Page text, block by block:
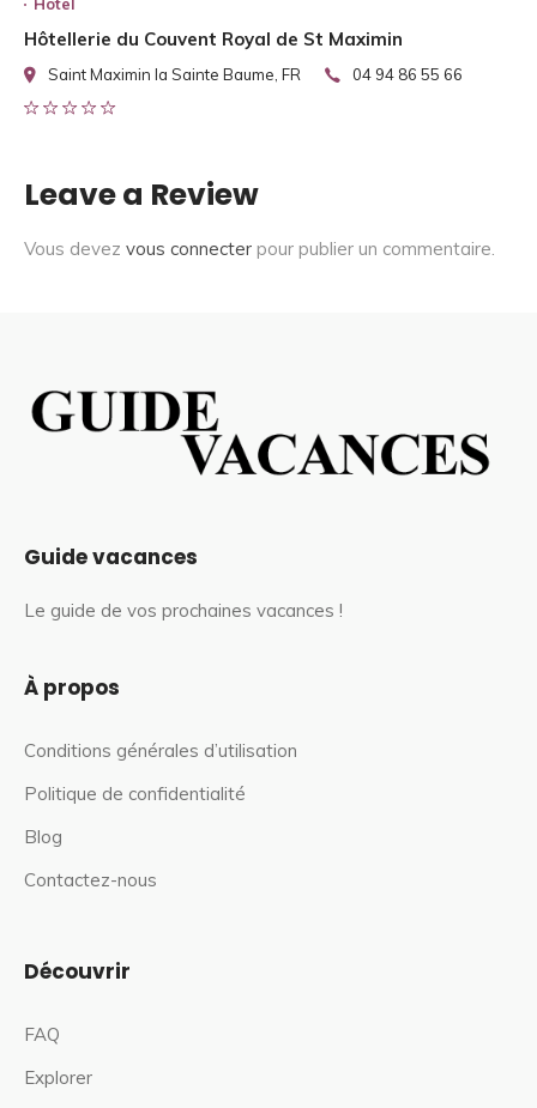
Hôtellerie du Couvent Royal de St Maximin
Saint Maximin la Sainte Baume, FR 04 94 86 55 66
Leave a Review
Vous devez vous connecter pour publier un commentaire.
Guide vacances
Le guide de vos prochaines vacances !
À propos
Conditions générales d’utilisation
Politique de confidentialité
Blog
Contactez-nous
Découvrir
FAQ
Explorer